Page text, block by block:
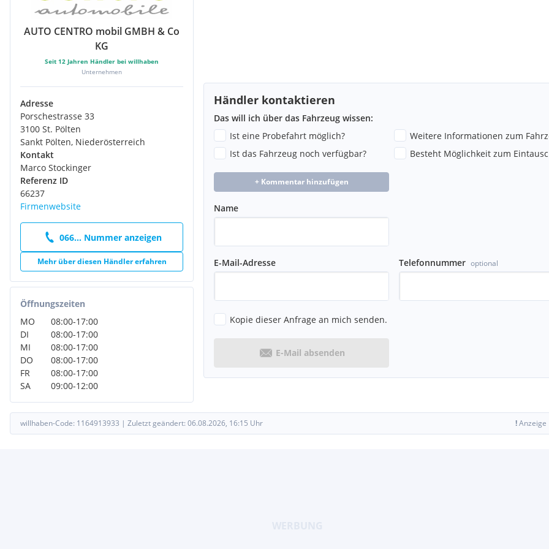
Seitenairbag vorn
Servolenkung elektrisch
Sitzbezug / Polsterung: Stoff/Kunstleder
Sitze vorn höhenverstellbar
Sitzheizung vorn
Start/Stop-Anlage
Steckdose (12V-Anschluß) im Koffer-/Laderaum
Tagfahrlicht LED
Warnanlage für Sicherheitsgurte
Zentralverriegelung / Startanlage Keyless System
Zentralverriegelung mit Fernbedienung
Serienausstattungen:
Nebelschlussleuchte
Uni-Lackierung
Beheizbare Heckscheibe
Reifenpannenset
Dachhimmel in Schwarz
Fahrmodischalter "ECO" / "Normal" / "Sport"
Kindersicherung
Heckspoiler in Wagenfarbe
Außenspiegelgehäuse Perla Nera Schwarz
6 Lautsprecher (2 Tweeters und 2 Woofers vorn, 2 Lautsprecher hinten)
Visiopark 1:
6 Airbags
Fahrer- und Beifahrersitz mit manueller höhenverstellung
12V-Anschlüsse (x3: Mittelkonsole, im hinteren Teil der Mittelkonsole und Kofferraum)
Blende zwischen den Heckleuchten, in hochglänzendem Schwarz
Frontscheibe aus Verbundglas
AUTO CENTRO mobil GMBH & Co
KG
Seit 12 Jahren Händler bei willhaben
Unternehmen
Adresse
Porschestrasse 33
3100 St. Pölten
Sankt Pölten, Niederösterreich
Kontakt
Marco Stockinger
Referenz ID
66237
Firmenwebsite
066... Nummer anzeigen
Mehr über diesen Händler erfahren
Öffnungszeiten
MO
08:00-17:00
DI
08:00-17:00
MI
08:00-17:00
DO
08:00-17:00
FR
08:00-17:00
SA
09:00-12:00
Händler kontaktieren
Das will ich über das Fahrzeug wissen:
Ist eine Probefahrt möglich?
Weitere Informationen zum
Ist das Fahrzeug noch verfügbar?
Besteht Möglichkeit zum
+ Kommentar hinzufügen
Name
E-Mail-Adresse Telefonnummer optional
Kopie dieser Anfrage an mich senden.
E-Mail absenden
willhaben-Code: 1164913933 | Zuletzt geändert: 06.08.2026, 16:15 Uhr !Anzeige